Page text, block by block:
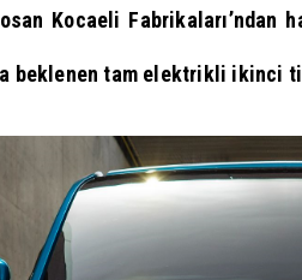
Kocaeli
beklenen tam elektrikli ikinci